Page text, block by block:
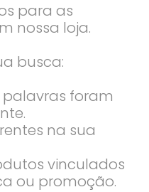
para as
nossa loja.
busca:
palavras foram
na sua
vinculados
ou promoção.